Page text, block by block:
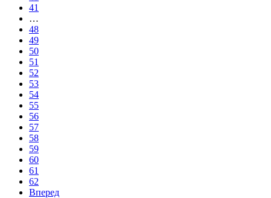
41
…
48
49
50
51
52
53
54
55
56
57
58
59
60
61
62
Вперед